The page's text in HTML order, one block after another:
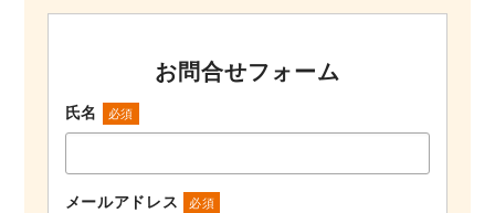
お問合せフォーム
氏名 必須
メールアドレス 必須